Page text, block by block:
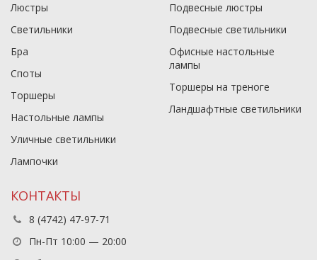
Люстры
Светильники
Бра
Споты
Торшеры
Настольные лампы
Уличные светильники
Лампочки
Подвесные люстры
Подвесные светильники
Офисные настольные
лампы
Торшеры на треноге
Ландшафтные светильники
КОНТАКТЫ
8 (4742) 47-97-71
Пн-Пт 10:00 — 20:00